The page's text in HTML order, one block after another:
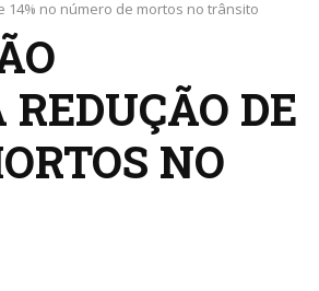
no número de mortos no trânsito
DE
NO